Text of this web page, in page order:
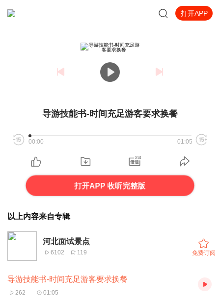
打开APP
导游技能书-时间充足游客要求换餐
00:00 01:05
打开APP 收听完整版
以上内容来自专辑
河北面试景点
6102 119 免费订阅
导游技能书-时间充足游客要求换餐
262 01:05